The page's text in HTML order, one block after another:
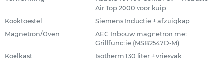
Air Top 2000 voor kuip
Kooktoestel
Siemens Inductie + afzuigkap
Magnetron/Oven
AEG Inbouw magnetron met
Grillfunctie (MSB2547D-M)
Koelkast
Isotherm 130 liter + vriesvak